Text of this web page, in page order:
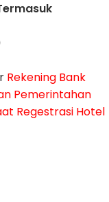
Rekening Bank
Pemerintahan
Regestrasi Hotel